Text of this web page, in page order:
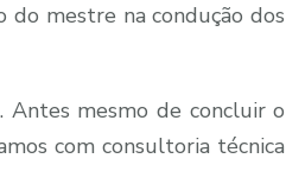
do mestre na condução dos
Antes mesmo de concluir o
com consultoria técnica